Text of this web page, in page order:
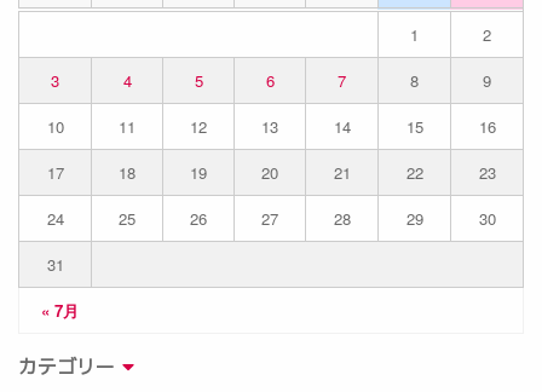
« 7月
1
2
3
4 5 6 7 8
9
10
11 12 13 14 15
16
17
18 19 20 21 22
23
24
25 26 27 28 29
30
31
カテゴリー